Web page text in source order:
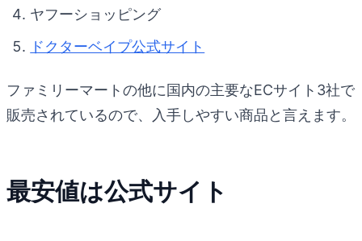
ヤフーショッピング
ドクターベイプ公式サイト
ファミリーマートの他に国内の主要なECサイト3社で
販売されているので、入手しやすい商品と言えます。
最安値は公式サイト